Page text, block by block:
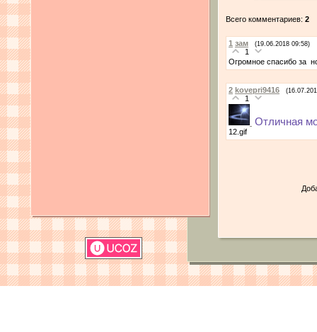
Всего комментариев: 2
1 зам (19.06.2018 09:58)
1
Огромное спасибо за
2 kovepri9416
1
Отличная
12.gif